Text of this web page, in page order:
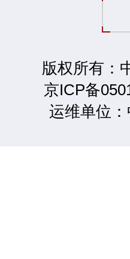
版权所有：
京ICP备
运维单位